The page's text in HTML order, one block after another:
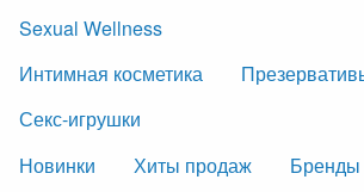
Sexual Wellness
Интимная косметика
Секс-игрушки
Новинки
Хиты продаж Бренды